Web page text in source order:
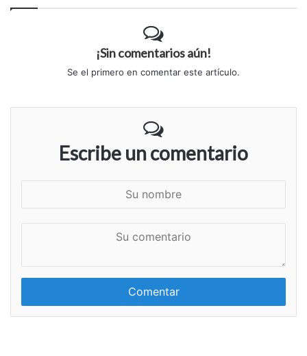
¡Sin comentarios aún!
Se el primero en comentar este artículo.
Escribe un comentario
n